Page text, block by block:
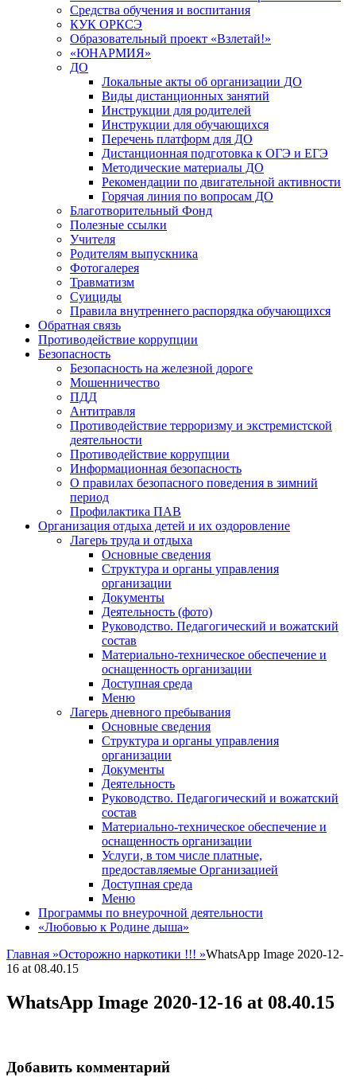
Средства обучения и воспитания
КУК ОРКСЭ
Образовательный проект «Взлетай!»
«ЮНАРМИЯ»
ДО
Локальные акты об организации ДО
Виды дистанционных занятий
Инструкции для родителей
Инструкции для обучающихся
Перечень платформ для ДО
Дистанционная подготовка к ОГЭ и ЕГЭ
Методические материалы ДО
Рекомендации по двигательной активности
Горячая линия по вопросам ДО
Благотворительный Фонд
Полезные ссылки
Учителя
Родителям выпускника
Фотогалерея
Травматизм
Суициды
Правила внутреннего распорядка обучающихся
Обратная связь
Противодействие коррупции
Безопасность
Безопасность на железной дороге
Мошенничество
ПДД
Антитравля
Противодействие терроризму и экстремистской
деятельности
Противодействие коррупции
Информационная безопасность
О правилах безопасного поведения в зимний
период
Профилактика ПАВ
Организация отдыха детей и их оздоровление
Лагерь труда и отдыха
Основные сведения
Структура и органы управления
организации
Документы
Деятельность (фото)
Руководство. Педагогический и вожатский
состав
Материально-техническое обеспечение и
оснащенность организации
Доступная среда
Меню
Лагерь дневного пребывания
Основные сведения
Структура и органы управления
организации
Документы
Деятельность
Руководство. Педагогический и вожатский
состав
Материально-техническое обеспечение и
оснащенность организации
Услуги, в том числе платные,
предоставляемые Организацией
Доступная среда
Меню
Программы по внеурочной деятельности
«Любовью к Родине дыша»
Главная »Осторожно наркотики !!! »WhatsApp Image 2020-12-
16 at 08.40.15
WhatsApp Image 2020-12-16 at 08.40.15
Добавить комментарий